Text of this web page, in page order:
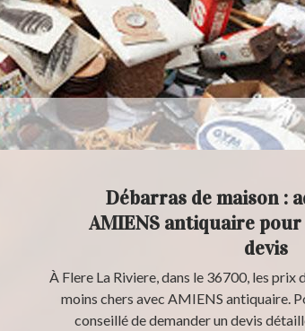
Débarras de maison :
AMIENS antiquaire pour
devis
À Flere La Riviere, dans le 36700, les prix
moins chers avec AMIENS antiquaire.
conseillé de demander un devis